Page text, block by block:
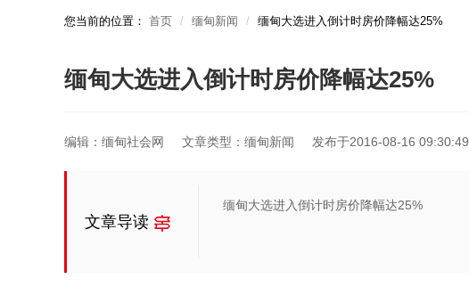
您当前的位置： 首页 缅甸新闻 缅甸大选进入倒计时房价降幅达25%
缅甸大选进入倒计时房价降幅达25%
编辑：缅甸社会网 文章类型：缅甸新闻 发布于2016-08-16 09:30:49
文章导读
缅甸大选进入倒计时房价降幅达25%